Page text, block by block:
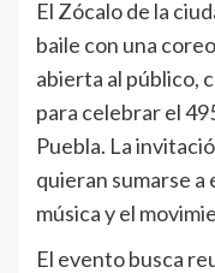
El Zócalo de la
baile con una
abierta al público,
para celebrar el
Puebla. La
quieran sumarse
música y el
El evento busca